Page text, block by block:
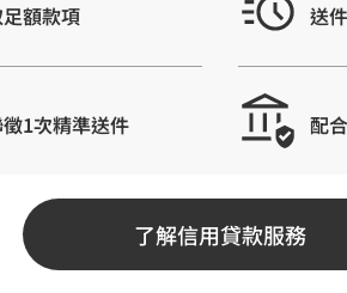
額款項 送
1次精準送件 配
了解信用貸款服務